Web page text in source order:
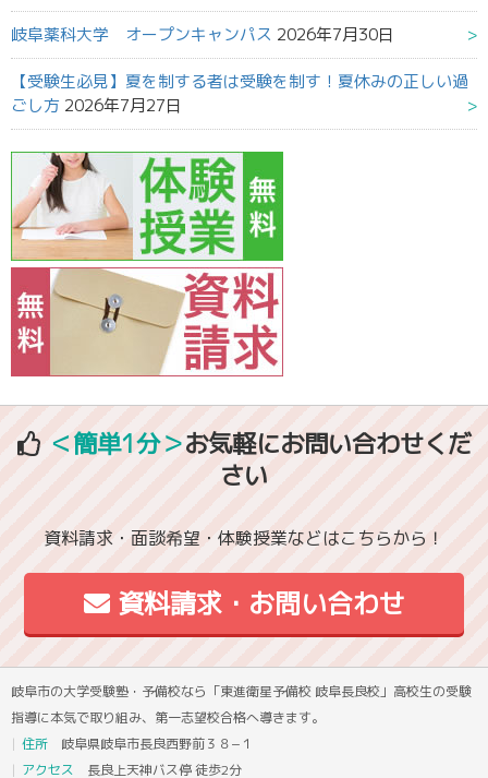
岐阜薬科大学 オープンキャンパス 2026年7月30日
【受験生必見】夏を制する者は受験を制す！夏休みの正しい過
ごし方 2026年7月27日
＜簡単1分＞お気軽にお問い合わせくだ
さい
資料請求・面談希望・体験授業などはこちらから！
資料請求・お問い合わせ
岐阜市の大学受験塾・予備校なら「東進衛星予備校 岐阜長良校」高校生の受験
指導に本気で取り組み、第一志望校合格へ導きます。
住所 岐阜県岐阜市長良西野前３８−１
アクセス 長良上天神バス停 徒歩2分